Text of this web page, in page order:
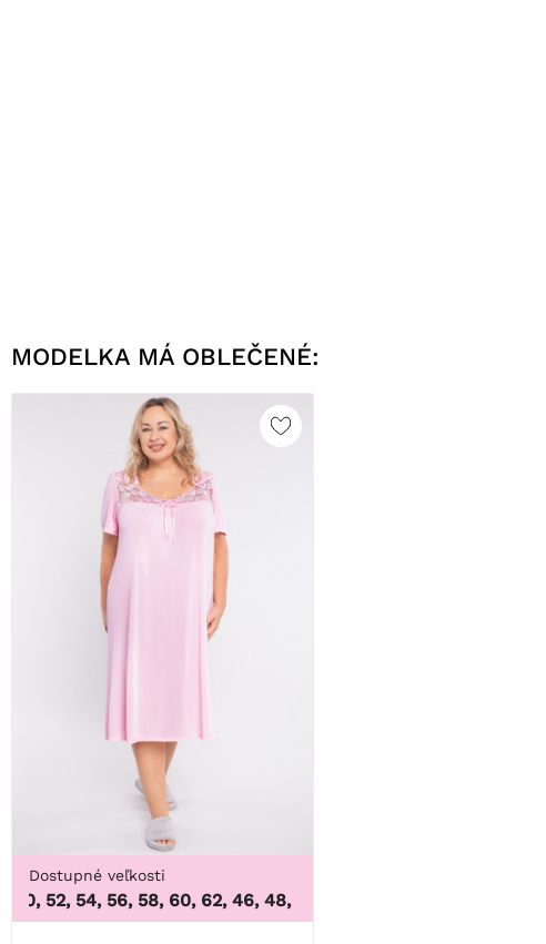
MODELKA MÁ OBLEČENÉ:
Dostupné veľkosti
52, 54, 56, 58, 60, 62 ,46, 48, 50, 52, 54, 56, 58, 60, 62